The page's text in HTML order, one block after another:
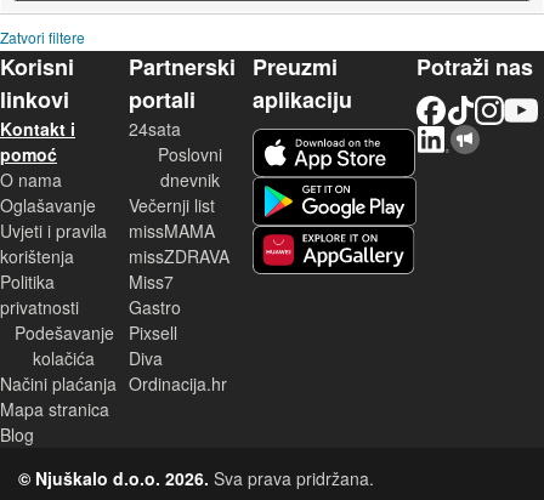
Zatvori filtere
Korisni
linkovi
Kontakt i
pomoć
O nama
Oglašavanje
Uvjeti i pravila
korištenja
Politika
privatnosti
Podešavanje
kolačića
Načini plaćanja
Mapa stranica
Blog
Partnerski
portali
24sata
Poslovni
dnevnik
Večernji list
missMAMA
missZDRAVA
Miss7
Gastro
Pixsell
Diva
Ordinacija.hr
Preuzmi
aplikaciju
Potraži nas
© Njuškalo d.o.o. 2026. Sva prava pridržana.